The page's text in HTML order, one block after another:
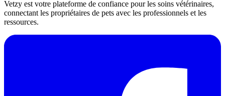
Vetzy est votre plateforme de confiance pour les soins vétérinaires,
connectant les propriétaires de pets avec les professionnels et les
ressources.